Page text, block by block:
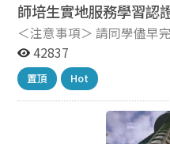
師培生實地服務學習認
＜注意事項＞ 請同學儘早完成學習時數後交至本中心課程
組認證！當年申請教育實
繳交！ 如有疑問歡迎洽詢
email:1t3@nccu.edu.tw。
42837
置頂 Hot